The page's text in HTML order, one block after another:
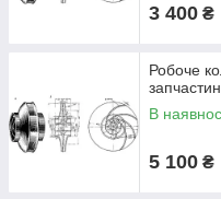
3 400 ₴
Робоче
В
5 100 ₴